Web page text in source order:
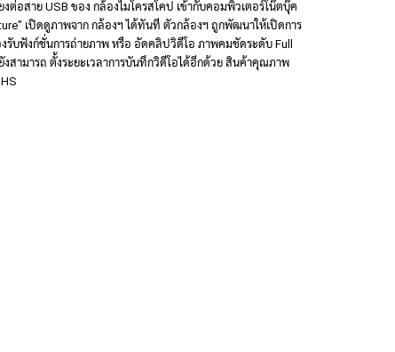
งต่อสาย USB ของ กล้องไมโครสโคป เข้ากับคอมพิวเตอร์โน๊ตบุ๊ค
เปิดดูภาพจาก กล้องฯ ได้ทันที ตัวกล้องฯ ถูกพัฒนาให้เปิดการ
รับฟังก์ชั่นการถ่ายภาพ หรือ อัดคลิปวิดีโอ ภาพคมชัดระดับ Full
สามารถ ตั้งระยะเวลาการบันทึกวิดีโอได้อีกด้วย สินค้าคุณภาพ